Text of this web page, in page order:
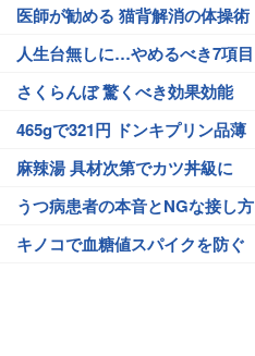
医師が勧める 猫背解消の体操術
人生台無しに…やめるべき7項目
さくらんぼ 驚くべき効果効能
465gで321円 ドンキプリン品薄
麻辣湯 具材次第でカツ丼級に
うつ病患者の本音とNGな接し方
キノコで血糖値スパイクを防ぐ